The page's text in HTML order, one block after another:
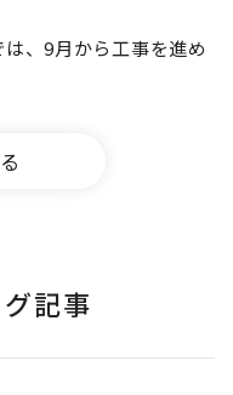
、9月から工事を進め
記事